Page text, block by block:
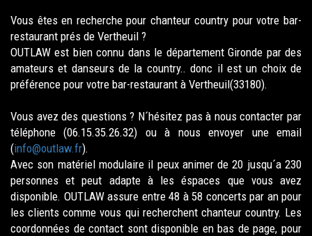
Vous êtes en recherche pour chanteur country pour votre bar-
restaurant prés de Vertheuil ?
OUTLAW est bien connu dans le département Gironde par des
amateurs et danseurs de la country.. donc il est un choix de
préférence pour votre bar-restaurant à Vertheuil(33180).
Vous avez des questions ? N´hésitez pas à nous contacter par
téléphone (06.15.35.26.32) ou à nous envoyer une email
(info@outlaw.fr).
Avec son matériel modulaire il peux animer de 20 jusqu´a 230
personnes et peut adapte à les éspaces que vous avez
disponible. OUTLAW assure entre 48 à 58 concerts par an pour
les clients comme vous qui recherchent chanteur country. Les
coordonnées de contact sont disponible en bas de page, pour